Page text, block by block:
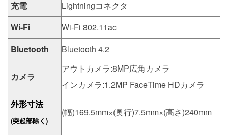
充電
Lightningコネクタ
Wi-Fi
Wi-Fi 802.11ac
Bluetooth
Bluetooth 4.2
カメラ
アウトカメラ:8MP広角カメラ
インカメラ:1.2MP FaceTime HDカメラ
外形寸法
(突起部除く)
(幅)169.5mm×(奥行)7.5mm×(高さ)240mm